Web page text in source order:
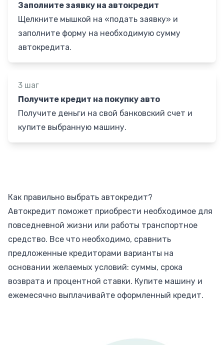
Заполните заявку на автокредит
Щелкните мышкой на «подать заявку» и
заполните форму на необходимую сумму
автокредита.
3 шаг
Получите кредит на покупку авто
Получите деньги на свой банковский счет и
купите выбранную машину.
Как правильно выбрать автокредит?
Автокредит поможет приобрести необходимое для
повседневной жизни или работы транспортное
средство. Все что необходимо, сравнить
предложенные кредиторами варианты на
основании желаемых условий: суммы, срока
возврата и процентной ставки. Купите машину и
ежемесячно выплачивайте оформленный кредит.